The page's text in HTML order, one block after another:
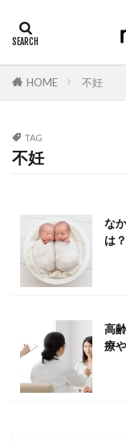
HOME 不妊
TAG
不妊
な
は
高
療